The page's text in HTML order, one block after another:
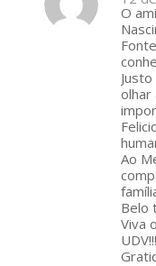
s
ays:
O
olhar
Ao
Belo
Viva
UDV!!!